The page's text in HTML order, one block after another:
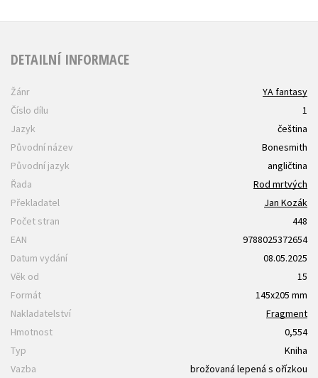
DETAILNÍ INFORMACE
Žánr
YA fantasy
Číslo dílu
1
Jazyk
čeština
Původní název
Bonesmith
Původní jazyk
angličtina
Řada
Rod mrtvých
Překladatel
Jan Kozák
Počet stran
448
EAN
9788025372654
Datum vydání
08.05.2025
Věk od
15
Formát
145x205 mm
Nakladatelství
Fragment
Hmotnost
0,554
Typ
Kniha
Vazba
brožovaná lepená s ořízkou